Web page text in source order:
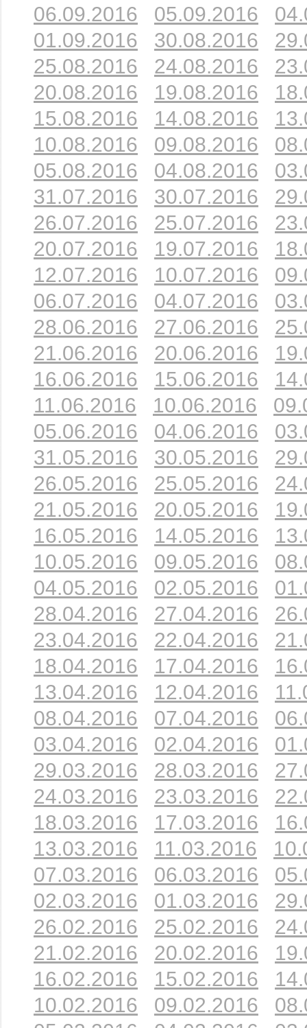
06.09.2016
05.09.2016
01.09.2016
30.08.2016
25.08.2016
24.08.2016
20.08.2016
19.08.2016
15.08.2016
14.08.2016
10.08.2016
09.08.2016
05.08.2016
04.08.2016
31.07.2016
30.07.2016
26.07.2016
25.07.2016
20.07.2016
19.07.2016
12.07.2016
10.07.2016
06.07.2016
04.07.2016
28.06.2016
27.06.2016
21.06.2016
20.06.2016
16.06.2016
15.06.2016
11.06.2016
10.06.2016
05.06.2016
04.06.2016
31.05.2016
30.05.2016
26.05.2016
25.05.2016
21.05.2016
20.05.2016
16.05.2016
14.05.2016
10.05.2016
09.05.2016
04.05.2016
02.05.2016
28.04.2016
27.04.2016
23.04.2016
22.04.2016
18.04.2016
17.04.2016
13.04.2016
12.04.2016
08.04.2016
07.04.2016
03.04.2016
02.04.2016
29.03.2016
28.03.2016
24.03.2016
23.03.2016
18.03.2016
17.03.2016
13.03.2016
11.03.2016
07.03.2016
06.03.2016
02.03.2016
01.03.2016
26.02.2016
25.02.2016
21.02.2016
20.02.2016
16.02.2016
15.02.2016
10.02.2016
09.02.2016